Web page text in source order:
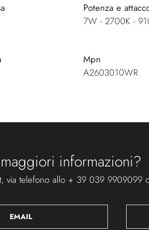
Potenza e
7W - 2700K -
Mpn
A2603010WR
informazioni?
via telefono allo + 39 039 9909099
EMAIL